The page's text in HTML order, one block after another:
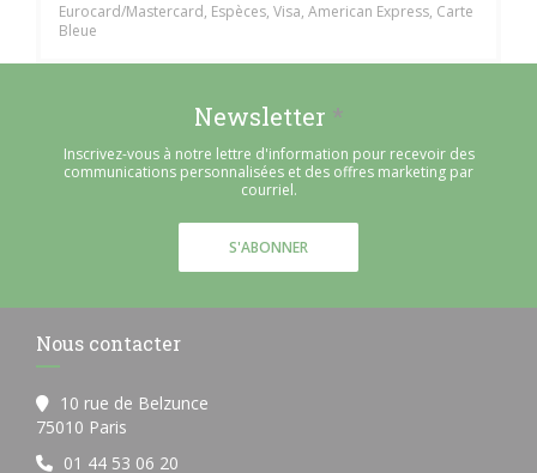
Eurocard/Mastercard, Espèces, Visa, American Express, Carte
Bleue
Newsletter *
Inscrivez-vous à notre lettre d'information pour recevoir des
communications personnalisées et des offres marketing par
courriel.
S'ABONNER
Nous contacter
10 rue de Belzunce
75010 Paris
01 44 53 06 20